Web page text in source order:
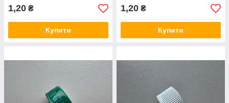
1,20 ₴
Купити
1,20 ₴
Купити